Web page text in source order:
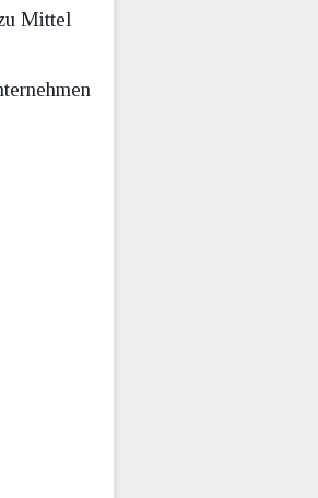
Mittel